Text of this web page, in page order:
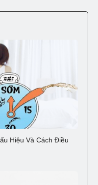
Hiệu Và Cách Điều